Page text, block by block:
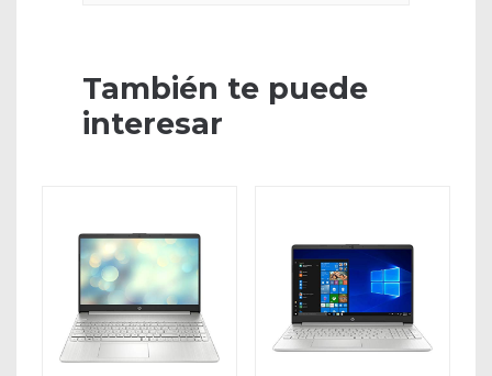
También te puede
interesar